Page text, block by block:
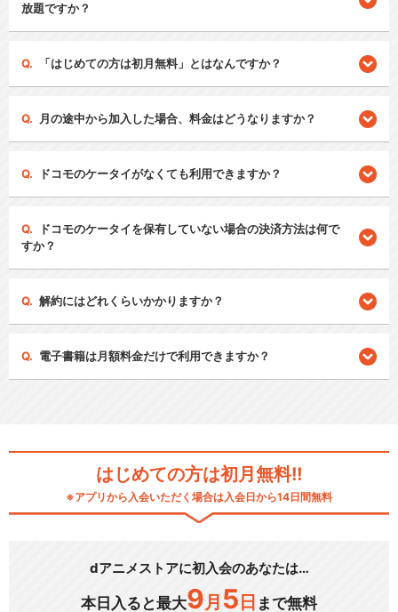
放題ですか？
「はじめての方は初月無料」とはなんですか？
月の途中から加入した場合、料金はどうなりますか？
ドコモのケータイがなくても利用できますか？
ドコモのケータイを保有していない場合の決済方法は何で
すか？
解約にはどれくらいかかりますか？
電子書籍は月額料金だけで利用できますか？
はじめての方は初月無料!!
※アプリから入会いただく場合は入会日から14日間無料
dアニメストアに初入会のあなたは…
本日入ると最大9 月 5 日 まで無料